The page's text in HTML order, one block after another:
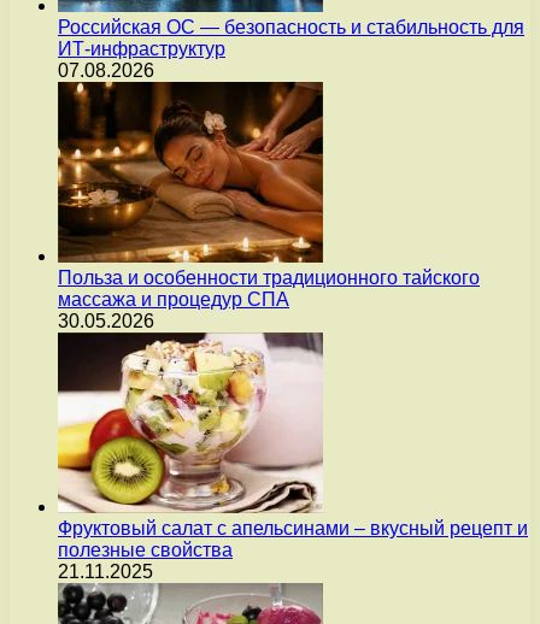
Российская ОС — безопасность и стабильность для
ИТ-инфраструктур
07.08.2026
Польза и особенности традиционного тайского
массажа и процедур СПА
30.05.2026
Фруктовый салат с апельсинами – вкусный рецепт и
полезные свойства
21.11.2025